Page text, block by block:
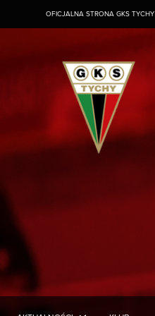
OFICJALNA STRONA GKS TYCHY